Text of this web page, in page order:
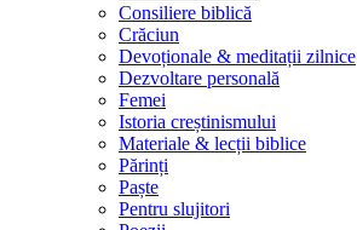
Consiliere biblică
Crăciun
Devoționale & meditații zilnice
Dezvoltare personală
Femei
Istoria creștinismului
Materiale & lecții biblice
Părinți
Paște
Pentru slujitori